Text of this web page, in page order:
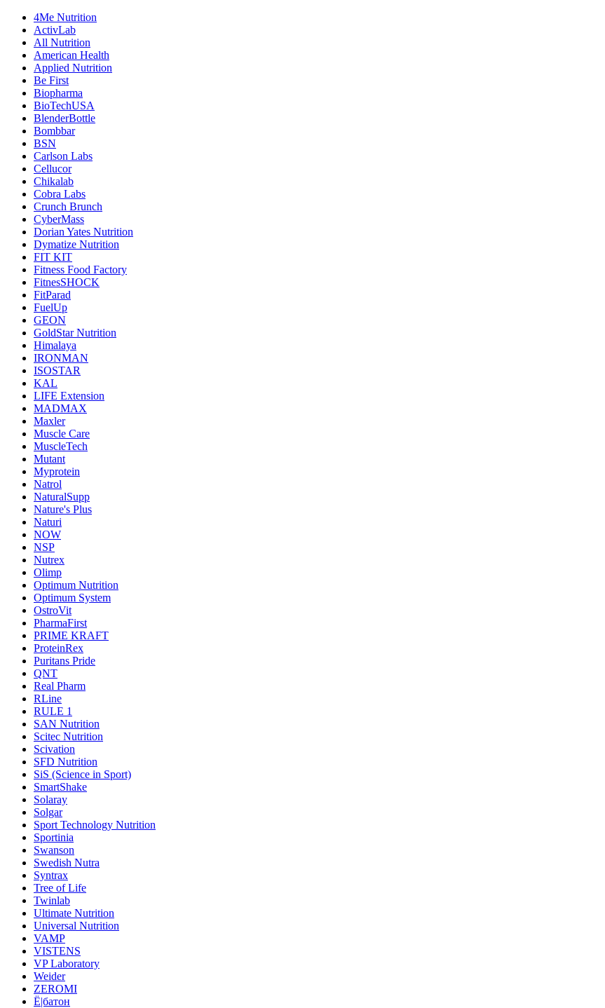
4Me Nutrition
ActivLab
All Nutrition
American Health
Applied Nutrition
Be First
Biopharma
BioTechUSA
BlenderBottle
Bombbar
BSN
Carlson Labs
Cellucor
Chikalab
Cobra Labs
Crunch Brunch
CyberMass
Dorian Yates Nutrition
Dymatize Nutrition
FIT KIT
Fitness Food Factory
FitnesSHOCK
FitParad
FuelUp
GEON
GoldStar Nutrition
Himalaya
IRONMAN
ISOSTAR
KAL
LIFE Extension
MADMAX
Maxler
Muscle Care
MuscleTech
Mutant
Myprotein
Natrol
NaturalSupp
Nature's Plus
Naturi
NOW
NSP
Nutrex
Olimp
Optimum Nutrition
Optimum System
OstroVit
PharmaFirst
PRIME KRAFT
ProteinRex
Puritans Pride
QNT
Real Pharm
RLine
RULE 1
SAN Nutrition
Scitec Nutrition
Scivation
SFD Nutrition
SiS (Science in Sport)
SmartShake
Solaray
Solgar
Sport Technology Nutrition
Sportinia
Swanson
Swedish Nutra
Syntrax
Tree of Life
Twinlab
Ultimate Nutrition
Universal Nutrition
VAMP
VISTENS
VP Laboratory
Weider
ZEROMI
Ё|батон